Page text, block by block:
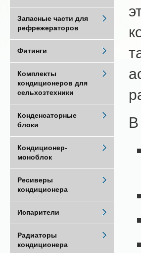
Запасные части для
рефрежераторов
Фитинги
Комплекты
кондиционеров для
сельхозтехники
Конденсаторные
блоки
Кондиционер-
моноблок
Ресиверы
кондиционера
Испарители
Радиаторы
кондиционера